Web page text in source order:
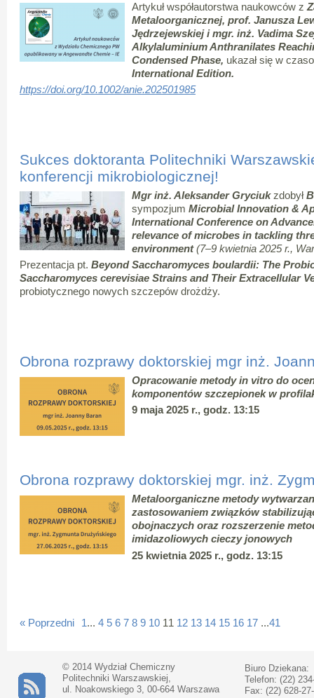
Artykuł współautorstwa naukowców z
Metaloorganicznej, prof. Janusza
Jędrzejewskiej i mgr. inż. Vadima
Alkylaluminium Anthranilates
Condensed Phase, ukazał się w
International Edition.
https://doi.org/10.1002/anie.202501985
Sukces doktoranta Politechniki
konferencji mikrobiologicznej!
Mgr inż. Aleksander Gryciukzdobył
sympozjum Microbial Innovation &
International Conference on
relevance of microbes in tackling
environment(7–9 kwietnia 2025 r.,
Prezentacja pt. Beyond Saccharomyces boulardii: The
Saccharomyces cerevisiae Strains and Their Extracellular
probiotycznego nowych szczepów drożdży.
Obrona rozprawy doktorskiej mgr inż.
Opracowanie metody in vitro do
komponentów szczepionek w
9 maja 2025 r., godz. 13:15
Obrona rozprawy doktorskiej mgr. inż.
Metaloorganiczne metody
zastosowaniem związków
obojnaczych oraz rozszerzenie
imidazoliowych cieczy jonowych
25 kwietnia 2025 r., godz. 13:15
« Poprzedni 1 ... 4 5 6 7 8 9 10 11 12 13 14 15 16 17 ...41
© 2014 Wydział Chemiczny
Politechniki Warszawskiej,
ul. Noakowskiego 3, 00-664 Warszawa
Biuro Dziekana:
Telefon: (22)
Fax: (22) 628-